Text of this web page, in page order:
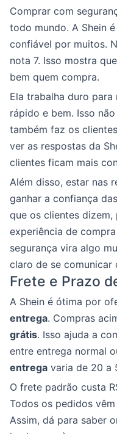
Comprar com
todo mundo. A Shein
confiável por muitos.
nota 7. Isso mostra
bem quem compra.
Ela trabalha duro para
rápido e bem. Isso
também faz os
ver as respostas da
clientes ficam mais
Além disso, estar nas
ganhar a confiança
que os clientes
experiência de
segurança vira algo
claro de se comunicar
Frete e Prazo
A Shein é ótima por
entrega. Compras
grátis. Isso ajuda a
entre entrega normal
entrega varia de 20 a
O frete padrão custa
Todos os pedidos
Assim, dá para saber